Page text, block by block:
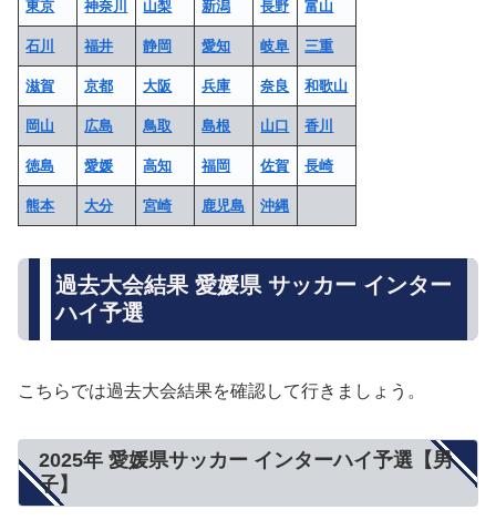
東京 神奈川 山梨 新潟 長野 富山
石川 福井 静岡 愛知 岐阜 三重
滋賀 京都 大阪 兵庫 奈良 和歌山
岡山 広島 鳥取 島根 山口 香川
徳島 愛媛 高知 福岡 佐賀 長崎
熊本 大分 宮崎 鹿児島 沖縄
過去大会結果 愛媛県 サッカー インター
ハイ予選
こちらでは過去大会結果を確認して行きましょう。
2025年 愛媛県サッカー インターハイ予選【男
子】